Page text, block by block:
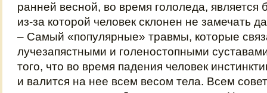
ранней весной, во время гололеда, является
из-за которой человек склонен не замечать
– Самый «популярные» травмы, которые
лучезапястными и голеностопными
того, что во время падения человек
и валится на нее всем весом тела. Всем